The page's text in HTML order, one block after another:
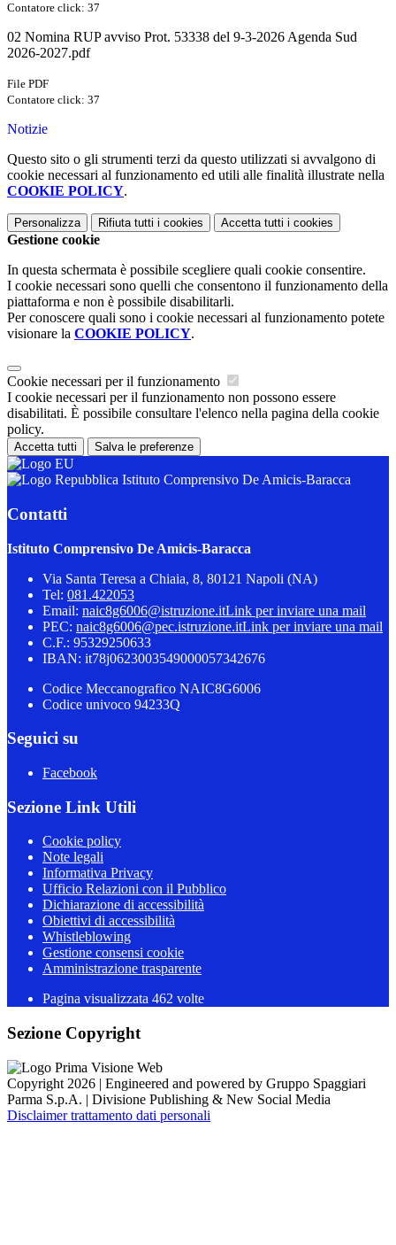
Contatore click: 37
02 Nomina RUP avviso Prot. 53338 del 9-3-2026 Agenda Sud
2026-2027.pdf
File PDF
Contatore click: 37
Notizie
Questo sito o gli strumenti terzi da questo utilizzati si avvalgono di
cookie necessari al funzionamento ed utili alle finalità illustrate nella
COOKIE POLICY.
Personalizza Rifiuta tutti i cookies Accetta tutti i cookies
Gestione cookie
In questa schermata è possibile scegliere quali cookie consentire.
I cookie necessari sono quelli che consentono il funzionamento della
piattaforma e non è possibile disabilitarli.
Per conoscere quali sono i cookie necessari al funzionamento potete
visionare la COOKIE POLICY.
Cookie necessari per il funzionamento
I cookie necessari per il funzionamento non possono essere
disabilitati. È possibile consultare l'elenco nella pagina della cookie
policy.
Accetta tutti Salva le preferenze
Istituto Comprensivo De Amicis-Baracca
Contatti
Istituto Comprensivo De Amicis-Baracca
Via Santa Teresa a Chiaia, 8, 80121 Napoli (NA)
Tel: 081.422053
Email: naic8g6006@istruzione.itLink per inviare una mail
PEC: naic8g6006@pec.istruzione.itLink per inviare una mail
C.F.: 95329250633
IBAN: it78j0623003549000057342676
Codice Meccanografico NAIC8G6006
Codice univoco 94233Q
Seguici su
Facebook
Sezione Link Utili
Cookie policy
Note legali
Informativa Privacy
Ufficio Relazioni con il Pubblico
Dichiarazione di accessibilità
Obiettivi di accessibilità
Whistleblowing
Gestione consensi cookie
Amministrazione trasparente
Pagina visualizzata 462 volte
Sezione Copyright
Copyright 2026 | Engineered and powered by Gruppo Spaggiari
Parma S.p.A. | Divisione Publishing & New Social Media
Disclaimer trattamento dati personali